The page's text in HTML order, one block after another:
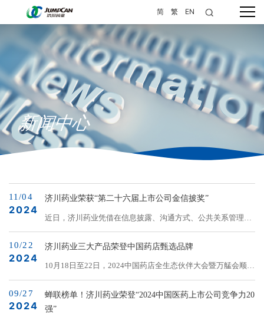
简 繁 EN
新闻中心
11/04
2024
济川药业荣获“第二十六届上市公司金信披奖”
近日，济川药业凭借在信息披露、沟通方式、公共关系管理、
投资者关系管理等方面的优异表现，荣获“金信披奖”。该奖项
在中国证券报主办的2024上市公司高质量发展论坛暨第26届上
市公司金牛奖颁奖典上揭晓，现场共揭晓“金牛最具投资价值
10/22
2024
济川药业三大产品荣登中国药店甄选品牌
10月18日至22日，2024中国药店全生态伙伴大会暨万艋会顺利
举行，大会隆重颁发“2023－2024年度中国药店甄选品牌”系列
榜单，济川药业集团蒲地蓝消炎口服液、小儿豉翘清热颗粒和
健胃消食口服液分别在“感冒药类”“儿童用药类”“胃药类”荣登
09/27
2024
蝉联榜单！济川药业荣登“2024中国医药上市公司竞争力20
强”